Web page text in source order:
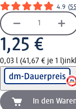
4.9 (
1,25 €
0,03 l (41,67 € je 1 l)
In den